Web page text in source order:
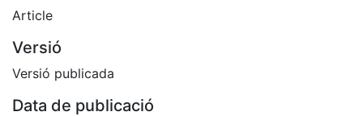
Article
Versió
Versió publicada
Data de publicació